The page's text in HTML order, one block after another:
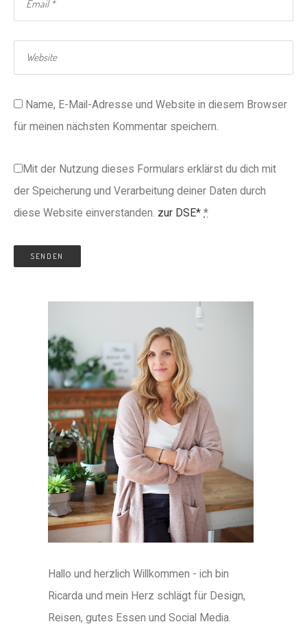
Name, E-Mail-Adresse und Website in diesem Browser
für meinen nächsten Kommentar speichern.
Mit der Nutzung dieses Formulars erklärst du dich mit
der Speicherung und Verarbeitung deiner Daten durch
diese Website einverstanden. zur DSE* *
Hallo und herzlich Willkommen - ich bin
Ricarda und mein Herz schlägt für Design,
Reisen, gutes Essen und Social Media.